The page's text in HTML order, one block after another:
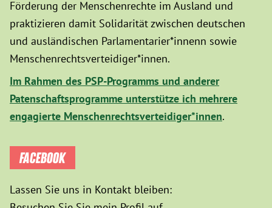
Förderung der Menschenrechte im Ausland und
praktizieren damit Solidarität zwischen deutschen
und ausländischen Parlamentarier*innenn sowie
Menschenrechtsverteidiger*innen.
Im Rahmen des PSP-Programms und anderer
Patenschaftsprogramme unterstütze ich mehrere
engagierte Menschenrechtsverteidiger*innen.
FACEBOOK
Lassen Sie uns in Kontakt bleiben: